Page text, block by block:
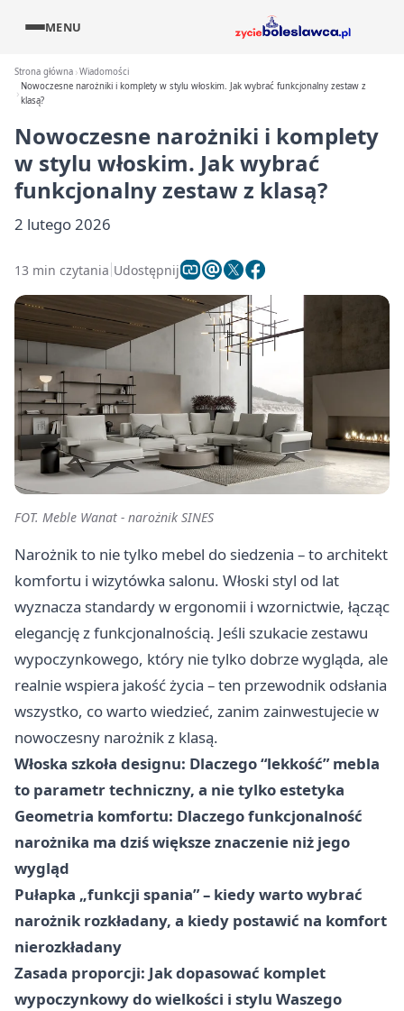
MENU
Strona główna Wiadomości
Nowoczesne narożniki i komplety w stylu włoskim. Jak wybrać funkcjonalny zestaw z
klasą?
Nowoczesne narożniki i komplety
w stylu włoskim. Jak wybrać
funkcjonalny zestaw z klasą?
2 lutego 2026
13 min czytania Udostępnij
FOT. Meble Wanat - narożnik SINES
Narożnik to nie tylko mebel do siedzenia – to architekt
komfortu i wizytówka salonu. Włoski styl od lat
wyznacza standardy w ergonomii i wzornictwie, łącząc
elegancję z funkcjonalnością. Jeśli szukacie zestawu
wypoczynkowego, który nie tylko dobrze wygląda, ale
realnie wspiera jakość życia – ten przewodnik odsłania
wszystko, co warto wiedzieć, zanim zainwestujecie w
nowoczesny narożnik z klasą.
Włoska szkoła designu: Dlaczego “lekkość” mebla
to parametr techniczny, a nie tylko estetyka
Geometria komfortu: Dlaczego funkcjonalność
narożnika ma dziś większe znaczenie niż jego
wygląd
Pułapka „funkcji spania” – kiedy warto wybrać
narożnik rozkładany, a kiedy postawić na komfort
nierozkładany
Zasada proporcji: Jak dopasować komplet
wypoczynkowy do wielkości i stylu Waszego